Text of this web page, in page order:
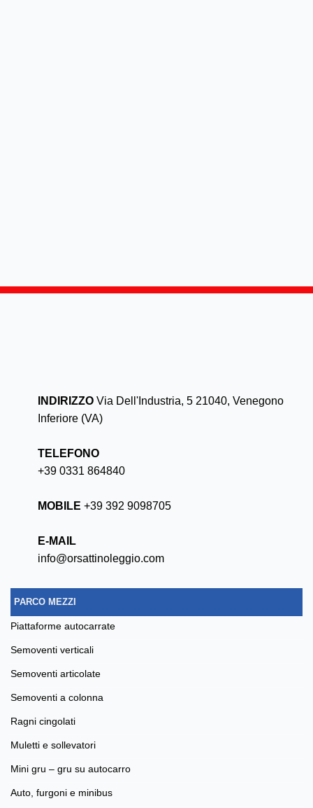
INDIRIZZO Via Dell'Industria, 5 21040, Venegono
Inferiore (VA)
TELEFONO
+39 0331 864840
MOBILE +39 392 9098705
E-MAIL
info@orsattinoleggio.com
PARCO MEZZI
piattaforme autocarrate
semoventi verticali
semoventi articolate
semoventi a colonna
ragni cingolati
muletti e sollevatori
mini gru – gru su autocarro
auto, furgoni e minibus